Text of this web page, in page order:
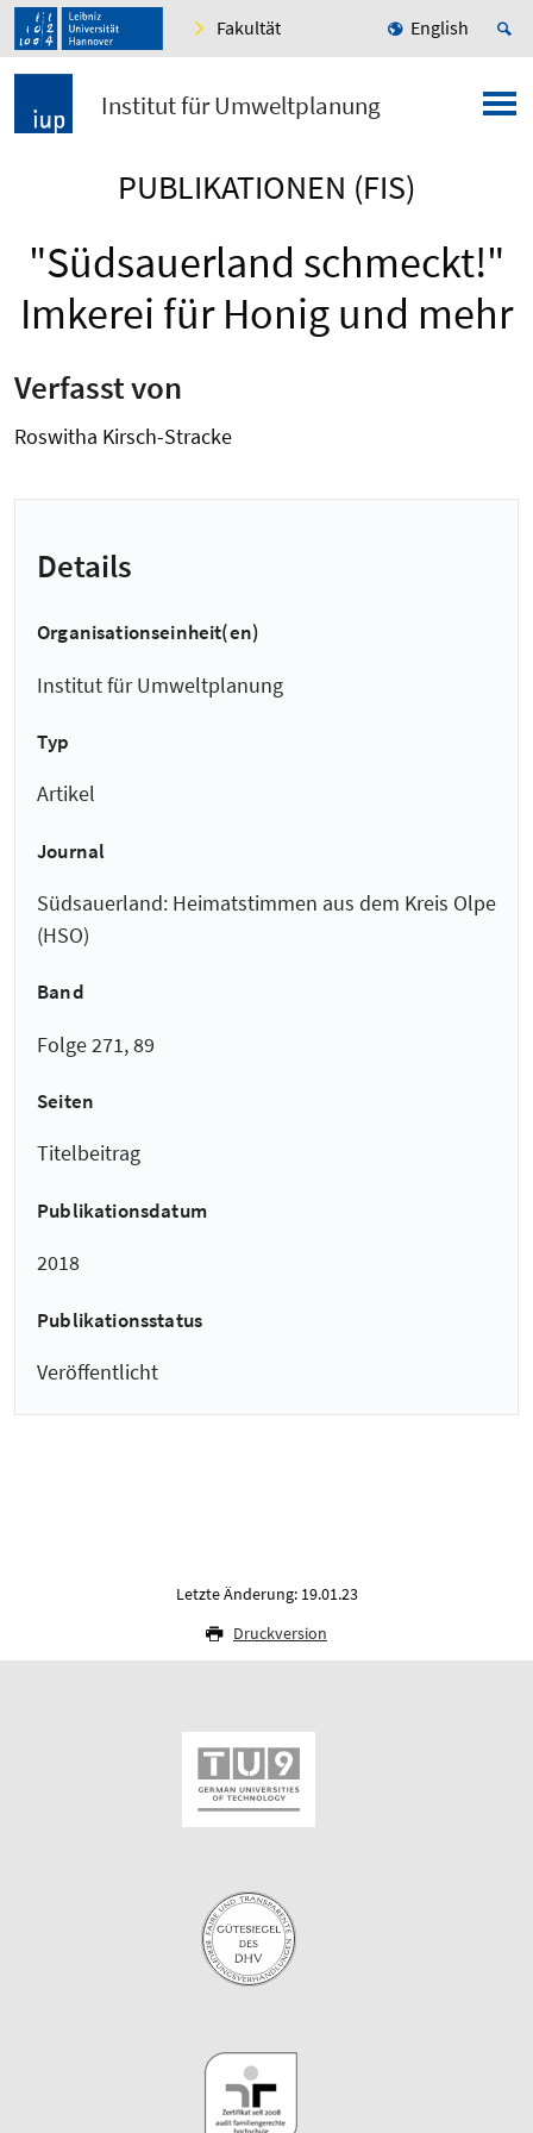
Fakultät English
Institut für Umweltplanung
PUBLIKATIONEN (FIS)
"Südsauerland schmeckt!"
Imkerei für Honig und mehr
Verfasst von
Roswitha Kirsch-Stracke
Details
Organisationseinheit(en)
Institut für Umweltplanung
Typ
Artikel
Journal
Südsauerland: Heimatstimmen aus dem Kreis Olpe
(HSO)
Band
Folge 271, 89
Seiten
Titelbeitrag
Publikationsdatum
2018
Publikationsstatus
Veröffentlicht
Letzte Änderung: 19.01.23
Druckversion